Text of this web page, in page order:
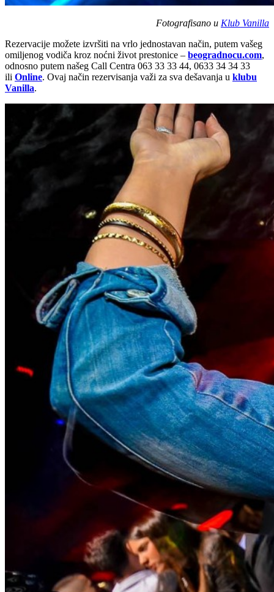
Fotografisano u Klub Vanilla
Rezervacije možete izvršiti na vrlo jednostavan način, putem vašeg
omiljenog vodiča kroz noćni život prestonice – beogradnocu.com,
odnosno putem našeg Call Centra 063 33 33 44, 0633 34 34 33
ili Online. Ovaj način rezervisanja važi za sva dešavanja u klubu
Vanilla.